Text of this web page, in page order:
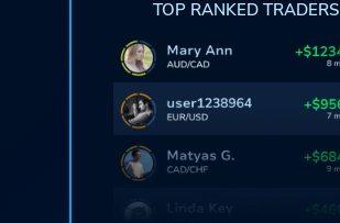
TOP RANKED TRADERS